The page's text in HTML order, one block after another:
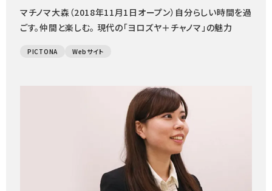
マチノマ大森（2018年11月1日オープン）自分らしい時間を過
ごす。仲間と楽しむ。 現代の「ヨロズヤ＋チャノマ」の魅力
PICTONA Webサイト